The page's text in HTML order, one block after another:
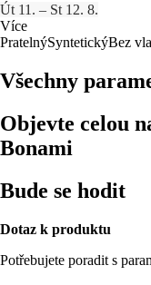
Út 11. – St 12. 8.
Více
PratelnýSyntetickýBez
Všechny
Objevte celou
Bonami
Bude se hodit
Dotaz k produktu
Potřebujete poradit s